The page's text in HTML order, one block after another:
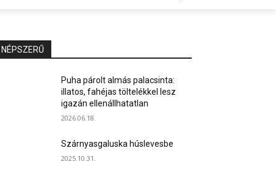
NÉPSZERŰ
Puha párolt almás palacsinta:
illatos, fahéjas töltelékkel lesz
igazán ellenállhatatlan
2026.06.18.
Szárnyasgaluska húslevesbe
2025.10.31.